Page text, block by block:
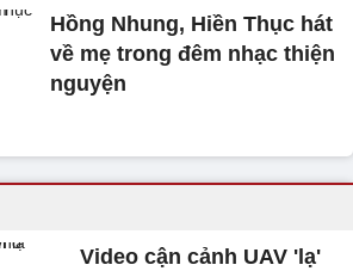
Hồng Nhung, Hiền Thục hát
về mẹ trong đêm nhạc thiện
nguyện
Video cận cảnh UAV 'lạ'